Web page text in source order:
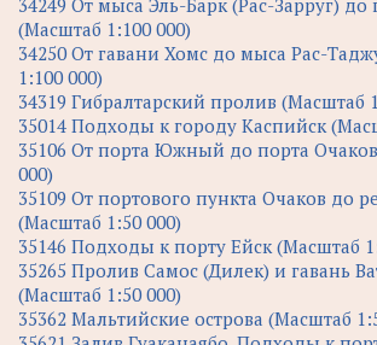
34249 От мыса Эль-Барк (Рас-Зарруг) до
(Масштаб 1:100 000)
34250 От гавани Хомс до мыса Рас-
1:100 000)
34319 Гибралтарский пролив (Масштаб
35014 Подходы к городу Каспийск
35106 От порта Южный до порта
000)
35109 От портового пункта Очаков до
(Масштаб 1:50 000)
35146 Подходы к порту Ейск (Масштаб
35265 Пролив Самос (Дилек) и гавань
(Масштаб 1:50 000)
35362 Мальтийские острова (Масштаб